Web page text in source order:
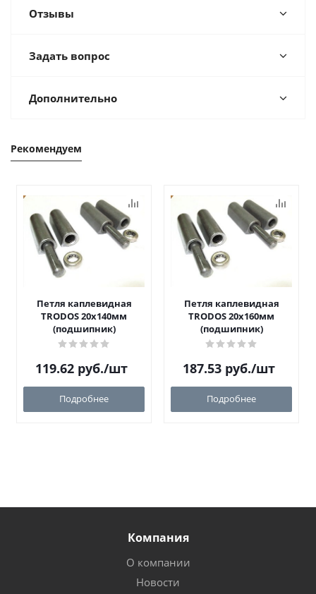
Отзывы
Задать вопрос
Дополнительно
Рекомендуем
Петля каплевидная
TRODOS 20х140мм
(подшипник)
119.62 руб./шт
Подробнее
Петля каплевидная
TRODOS 20х160мм
(подшипник)
187.53 руб./шт
Подробнее
Компания
О компании
Новости